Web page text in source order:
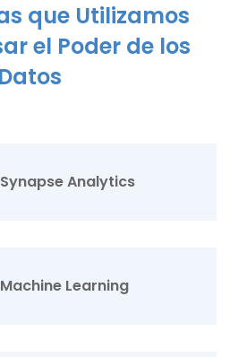
que Utilizamos
el Poder de los
Datos
Analytics
Learning